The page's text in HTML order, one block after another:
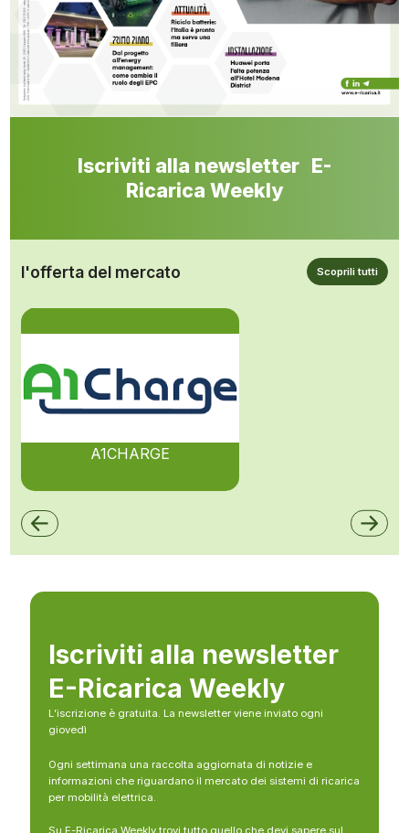
Iscriviti alla newsletter E-
Ricarica Weekly
l'offerta del mercato Scoprili tutti
A1CHARGE
Iscriviti alla newsletter
E-Ricarica Weekly
L’iscrizione è gratuita. La newsletter viene inviato ogni
giovedì
Ogni settimana una raccolta aggiornata di notizie e
informazioni che riguardano il mercato dei sistemi di ricarica
per mobilità elettrica.
Su E-Ricarica Weekly trovi tutto quello che devi sapere sul